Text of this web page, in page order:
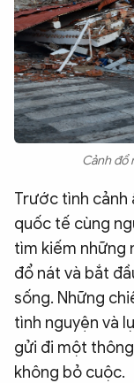
Cảnh đổ
Trước tình cảnh
quốc tế cùng
tìm kiếm những
đổ nát và bắt
sống. Những
tình nguyện và
gửi đi một
không bỏ cuộc.